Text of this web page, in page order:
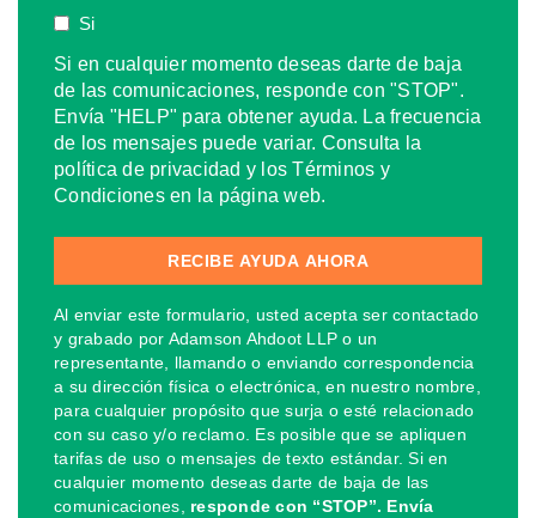
Si
Si en cualquier momento deseas darte de baja
de las comunicaciones, responde con "STOP".
Envía "HELP" para obtener ayuda. La frecuencia
de los mensajes puede variar. Consulta la
política de privacidad y los Términos y
Condiciones en la página web.
Al enviar este formulario, usted acepta ser contactado
y grabado por Adamson Ahdoot LLP o un
representante, llamando o enviando correspondencia
a su dirección física o electrónica, en nuestro nombre,
para cualquier propósito que surja o esté relacionado
con su caso y/o reclamo. Es posible que se apliquen
tarifas de uso o mensajes de texto estándar. Si en
cualquier momento deseas darte de baja de las
comunicaciones, responde con “STOP”. Envía